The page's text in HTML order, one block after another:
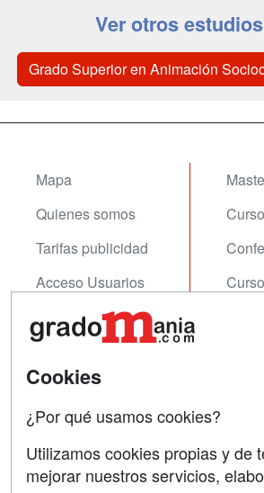
Ver otros
Grado Superior en Animación
Mapa
Quienes somos
Tarifas publicidad
Acceso Usuarios
Acceso Centros
Contactar
Copyleft
Cookies
¿Por qué usamos cookies?
Utilizamos cookies propias y de
mejorar nuestros servicios,